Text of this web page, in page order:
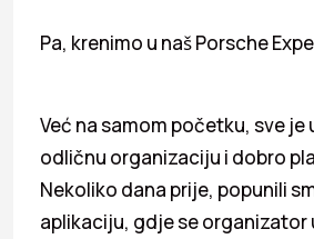
Pa, krenimo u naš Porsche
Već na samom početku, sve je
odličnu organizaciju i dobro
Nekoliko dana prije, popunili
aplikaciju, gdje se organizator